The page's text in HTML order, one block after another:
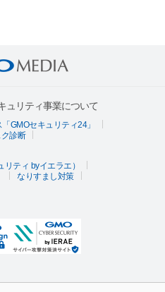
ュリティ事業について
GMOセキュリティ24」
診断
ティ byイエラエ）
なりすまし対策